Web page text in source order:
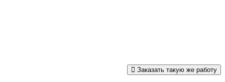
Заказать такую же работу